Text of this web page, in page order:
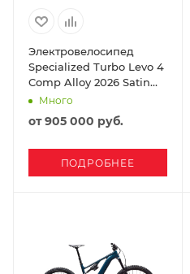
Электровелосипед
Specialized Turbo Levo 4
Comp Alloy 2026 Satin
Dusky Pink / Cypress
Много
от905 000 руб.
ПОДРОБНЕЕ